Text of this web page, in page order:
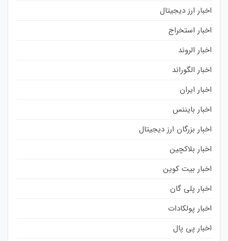
اخبار ارز دیجیتال
اخبار استخراج
اخبار الروند
اخبار الگوراند
اخبار ایران
اخبار بایننس
اخبار بزرگان ارز دیجیتال
اخبار بلاکچین
اخبار بیت کوین
اخبار پلی گان
اخبار پولکادات
اخبار پی پال